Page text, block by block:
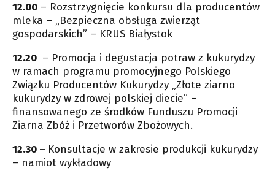
12.00 – Rozstrzygnięcie konkursu dla producentów
mleka – „Bezpieczna obsługa zwierząt
gospodarskich” – KRUS Białystok
12.20 – Promocja i degustacja potraw z kukurydzy
w ramach programu promocyjnego Polskiego
Związku Producentów Kukurydzy „Złote ziarno
kukurydzy w zdrowej polskiej diecie” –
finansowanego ze środków Funduszu Promocji
Ziarna Zbóż i Przetworów Zbożowych.
12.30 – Konsultacje w zakresie produkcji kukurydzy
– namiot wykładowy